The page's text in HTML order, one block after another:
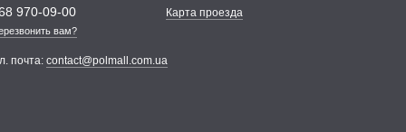
может выбрать наиболее подходящий для него размер ,
формат для перевозки материала и его укладки.
наших специалистов.
Соответствие этому показателю можно
970-09-00
вам?
Карта проезда
почта:contact@polmall.com.ua